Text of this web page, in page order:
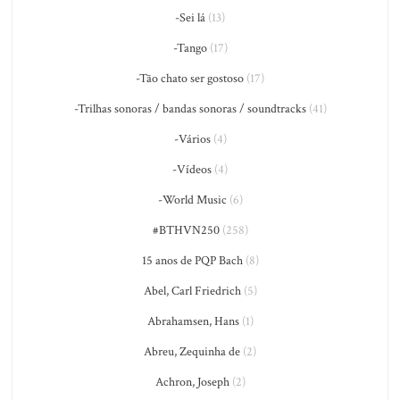
-Sei lá (13)
-Tango(17)
-Tão chato ser gostoso (17)
-Trilhas sonoras / bandas sonoras / soundtracks(41)
-Vários(4)
-Vídeos (4)
-World Music (6)
#BTHVN250(258)
15 anos de PQP Bach(8)
Abel, Carl Friedrich(5)
Abrahamsen, Hans(1)
Abreu, Zequinha de (2)
Achron, Joseph(2)